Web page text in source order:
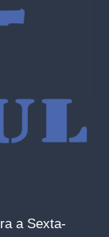
a Sexta-